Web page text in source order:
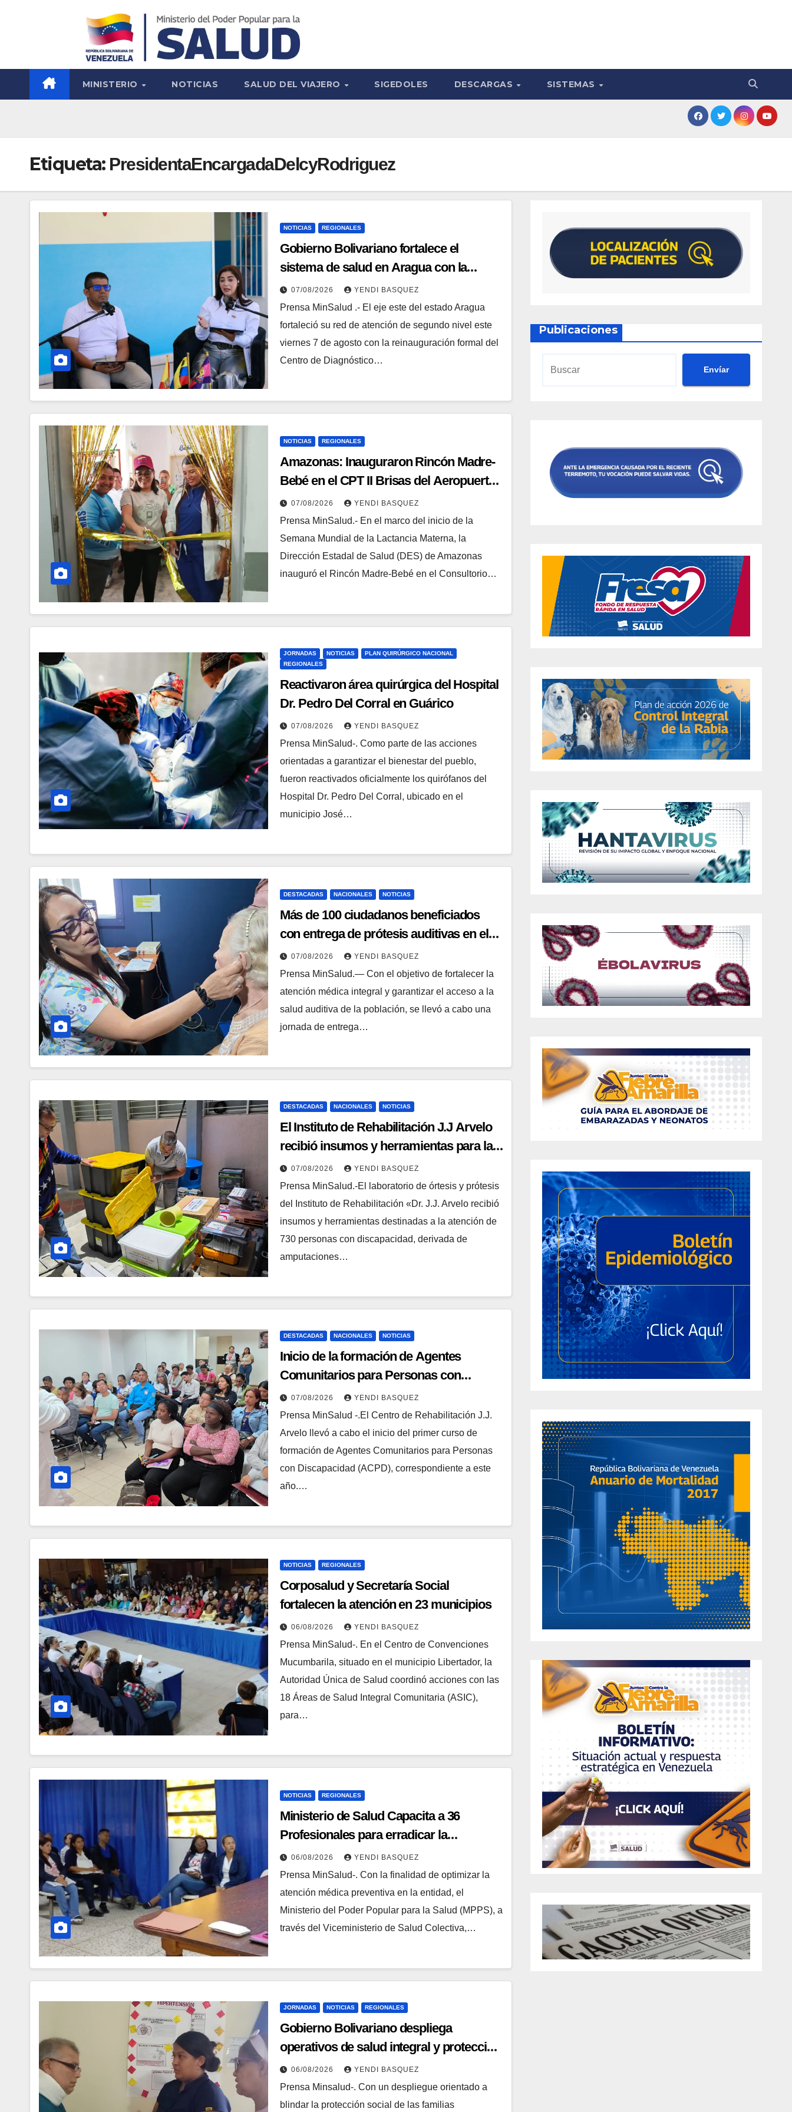
MINISTERIO NOTICIAS SALUD DEL VIAJERO SIGEDOLES DESCARGAS SISTEMAS
Etiqueta: PresidentaEncargadaDelcyRodriguez
NOTICIAS REGIONALES
Gobierno Bolivariano fortalece el
sistema de salud en Aragua con la
reinauguración del CDI La Mora
07/08/2026 YENDI BASQUEZ
Prensa MinSalud .- El eje este del estado Aragua
fortaleció su red de atención de segundo nivel este
viernes 7 de agosto con la reinauguración formal del
Centro de Diagnóstico…
NOTICIAS REGIONALES
​Amazonas: Inauguraron Rincón Madre-
Bebé en el CPT II Brisas del Aeropuerto ​
Inauguraron Rincón
07/08/2026 YENDI BASQUEZ
Prensa MinSalud.- En el marco del inicio de la
Semana Mundial de la Lactancia Materna, la
Dirección Estadal de Salud (DES) de Amazonas
inauguró el Rincón Madre-Bebé en el Consultorio…
JORNADAS NOTICIAS
PLAN QUIRÚRGICO NACIONAL
REGIONALES
Reactivaron área quirúrgica del Hospital
Dr. Pedro Del Corral en Guárico
07/08/2026 YENDI BASQUEZ
Prensa MinSalud-. Como parte de las acciones
orientadas a garantizar el bienestar del pueblo,
fueron reactivados oficialmente los quirófanos del
Hospital Dr. Pedro Del Corral, ubicado en el
municipio José…
DESTACADAS NACIONALES NOTICIAS
Más de 100 ciudadanos beneficiados
con entrega de prótesis auditivas en el
Centro de Rehabilitación J.J. Arvelo
07/08/2026 YENDI BASQUEZ
Prensa MinSalud.— Con el objetivo de fortalecer la
atención médica integral y garantizar el acceso a la
salud auditiva de la población, se llevó a cabo una
jornada de entrega…
DESTACADAS NACIONALES NOTICIAS
El Instituto de Rehabilitación J.J Arvelo
recibió insumos y herramientas para la
atención de personas con discapacidad
07/08/2026 YENDI BASQUEZ
Prensa MinSalud.-El laboratorio de órtesis y prótesis
del Instituto de Rehabilitación «Dr. J.J. Arvelo recibió
insumos y herramientas destinadas a la atención de
730 personas con discapacidad, derivada de
amputaciones…
DESTACADAS NACIONALES NOTICIAS
Inicio de la formación de Agentes
Comunitarios para Personas con
Discapacidad en el Centro de
Rehabilitación J.J. Arvelo
07/08/2026 YENDI BASQUEZ
Prensa MinSalud -.El Centro de Rehabilitación J.J.
Arvelo llevó a cabo el inicio del primer curso de
formación de Agentes Comunitarios para Personas
con Discapacidad (ACPD), correspondiente a este
año.…
NOTICIAS REGIONALES
Corposalud y Secretaría Social
fortalecen la atención en 23 municipios
06/08/2026 YENDI BASQUEZ
Prensa MinSalud-. En el Centro de Convenciones
Mucumbarila, situado en el municipio Libertador, la
Autoridad Única de Salud coordinó acciones con las
18 Áreas de Salud Integral Comunitaria (ASIC),
para…
NOTICIAS REGIONALES
Ministerio de Salud Capacita a 36
Profesionales para erradicar la
Tuberculosis en Yaracuy
06/08/2026 YENDI BASQUEZ
Prensa MinSalud-. Con la finalidad de optimizar la
atención médica preventiva en la entidad, el
Ministerio del Poder Popular para la Salud (MPPS), a
través del Viceministerio de Salud Colectiva,…
JORNADAS NOTICIAS REGIONALES
Gobierno Bolivariano despliega
operativos de salud integral y protección
social en los municipios Sucre y Mario
Briceño Iragorry del estado Aragua
06/08/2026 YENDI BASQUEZ
Prensa Minsalud-. Con un despliegue orientado a
blindar la protección social de las familias
Publicaciones
Envíar